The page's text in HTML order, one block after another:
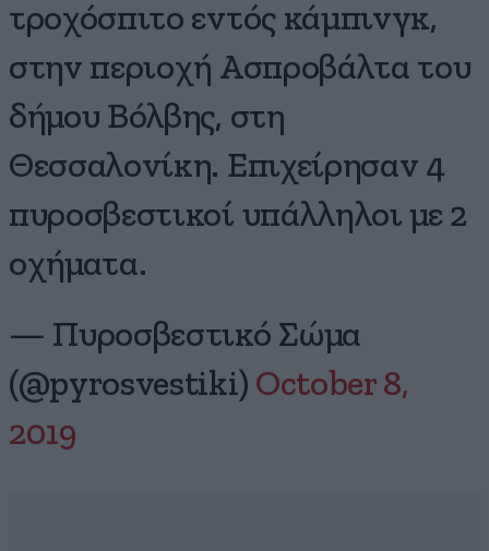
τροχόσπιτο εντός κάμπινγκ,
στην περιοχή Ασπροβάλτα του
δήμου Βόλβης, στη
Θεσσαλονίκη. Επιχείρησαν 4
πυροσβεστικοί υπάλληλοι με 2
οχήματα.
— Πυροσβεστικό Σώμα
(@pyrosvestiki) October 8,
2019